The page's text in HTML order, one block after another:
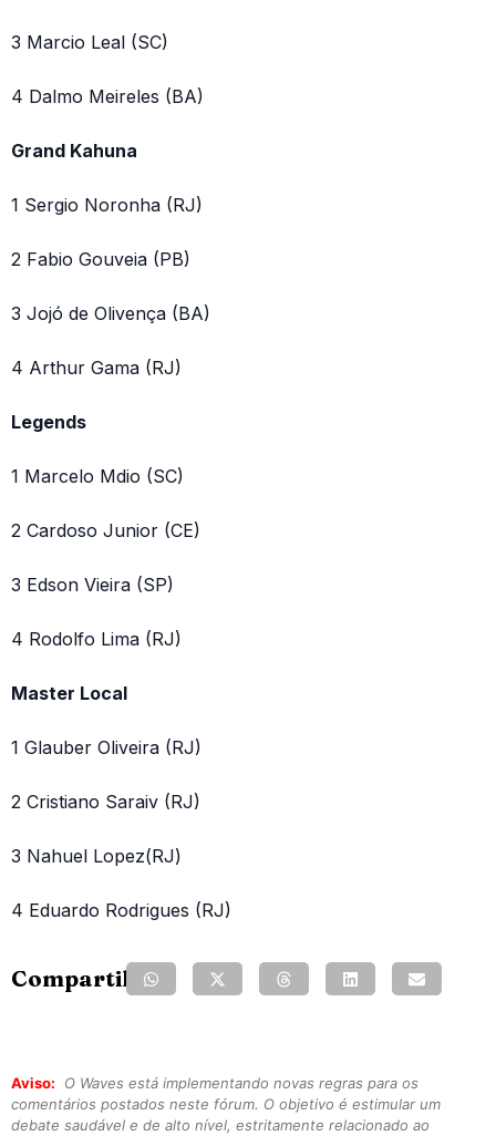
3 Marcio Leal (SC)
4 Dalmo Meireles (BA)
Grand Kahuna
1 Sergio Noronha (RJ)
2 Fabio Gouveia (PB)
3 Jojó de Olivença (BA)
4 Arthur Gama (RJ)
Legends
1 Marcelo Mdio (SC)
2 Cardoso Junior (CE)
3 Edson Vieira (SP)
4 Rodolfo Lima (RJ)
Master Local
1 Glauber Oliveira (RJ)
2 Cristiano Saraiv (RJ)
3 Nahuel Lopez(RJ)
4 Eduardo Rodrigues (RJ)
Compartilhe:
Aviso:
O Waves está implementando novas regras para os
comentários postados neste fórum. O objetivo é estimular um
debate saudável e de alto nível, estritamente relacionado ao